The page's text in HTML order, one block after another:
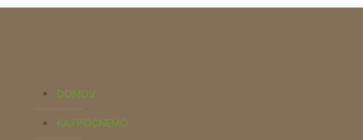
DOMOV
KAJ POČNEMO